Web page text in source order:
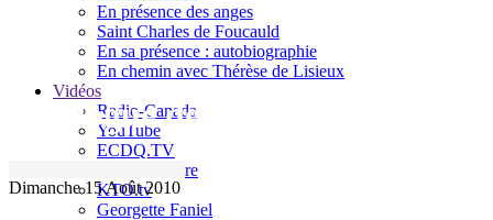
En présence des anges
Saint Charles de Foucauld
En sa présence : autobiographie
En chemin avec Thérèse de Lisieux
Vidéos
Radio-Canada
YouTube
ECDQ.TV
Sel et Lumière
KTO.tv
Georgette Faniel
Le blogue de Jacques Gauthier
Dimanche 15 Août 2010